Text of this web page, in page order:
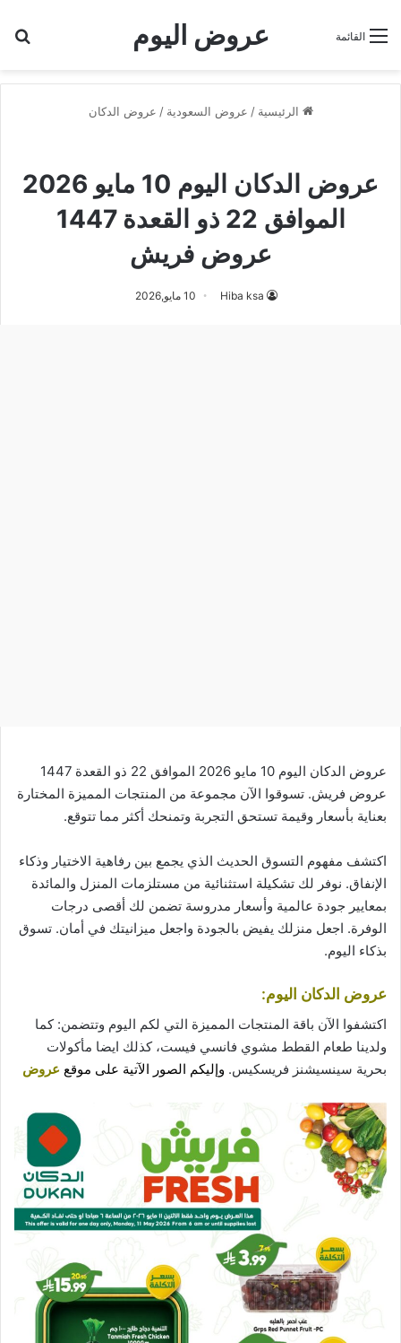
عروض اليوم القائمة
الرئيسية / عروض السعودية / عروض الدكان
عروض الدكان اليوم 10 مايو 2026
الموافق 22 ذو القعدة 1447
عروض فريش
Hiba ksa 10 مايو,2026
عروض الدكان اليوم 10 مايو 2026 الموافق 22 ذو القعدة 1447
عروض فريش. تسوقوا الآن مجموعة من المنتجات المميزة المختارة
بعناية بأسعار وقيمة تستحق التجربة وتمنحك أكثر مما تتوقع.
اكتشف مفهوم التسوق الحديث الذي يجمع بين رفاهية الاختيار وذكاء
الإنفاق. نوفر لك تشكيلة استثنائية من مستلزمات المنزل والمائدة
بمعايير جودة عالمية وأسعار مدروسة تضمن لك أقصى درجات
الوفرة. اجعل منزلك يفيض بالجودة واجعل ميزانيتك في أمان. تسوق
بذكاء اليوم.
عروض الدكان اليوم:
اكتشفوا الآن باقة المنتجات المميزة التي لكم اليوم وتتضمن: كما
ولدينا طعام القطط مشوي فانسي فيست، كذلك ايضا مأكولات
بحرية سينسيشنز فريسكيس. وإليكم الصور الآتية على موقع عروض